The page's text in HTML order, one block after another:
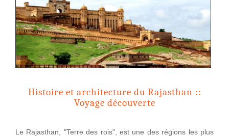
Histoire et architecture du Rajasthan ::
Voyage découverte
Le Rajasthan, "Terre des rois", est une des régions les plus